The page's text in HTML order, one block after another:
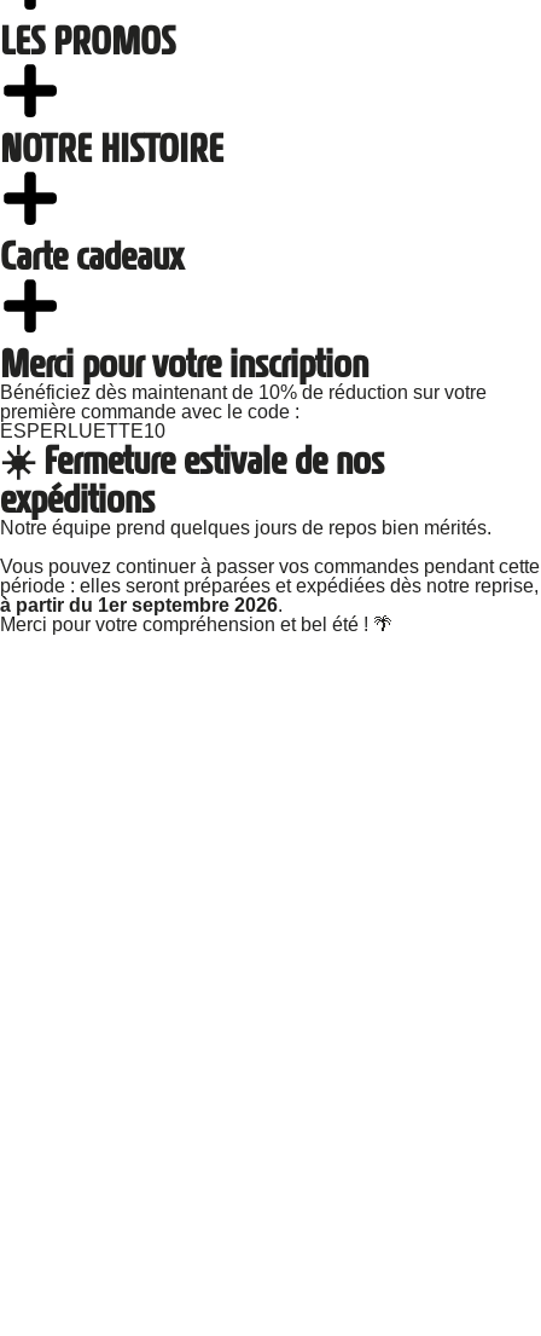
LES PROMOS
NOTRE HISTOIRE
Carte cadeaux
Merci pour votre inscription
Bénéficiez dès maintenant de 10% de réduction sur votre
première commande avec le code :
ESPERLUETTE10
☀️ Fermeture estivale de nos
expéditions
Notre équipe prend quelques jours de repos bien mérités.
Vous pouvez continuer à passer vos commandes pendant cette
période : elles seront préparées et expédiées dès notre reprise,
à partir du 1er septembre 2026.
Merci pour votre compréhension et bel été ! 🌴